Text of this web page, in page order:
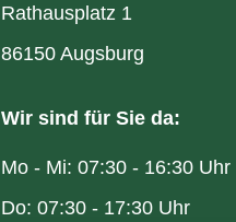
Rathausplatz 1
86150 Augsburg
Wir sind für Sie da:
Mo - Mi: 07:30 - 16:30 Uhr
Do: 07:30 - 17:30 Uhr